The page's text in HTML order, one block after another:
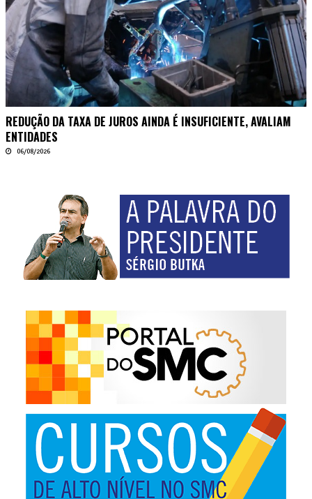
REDUÇÃO DA TAXA DE JUROS AINDA É INSUFICIENTE, AVALIAM
ENTIDADES
06/08/2026